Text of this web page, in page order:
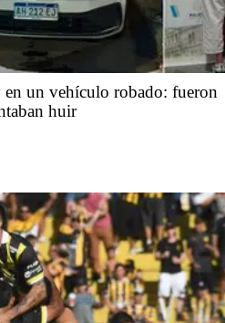
un vehículo robado: fueron
huir